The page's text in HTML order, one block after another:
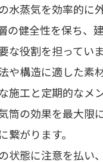
水蒸気を効率的に
の健全性を保ち、
な役割を担っていま
や構造に適した素
施工と定期的なメ
筒の効果を最大限
繋がります。
状態に注意を払い